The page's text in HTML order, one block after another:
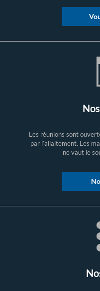
Les réunions sont
par l’allaitement. Les
ne vaut le